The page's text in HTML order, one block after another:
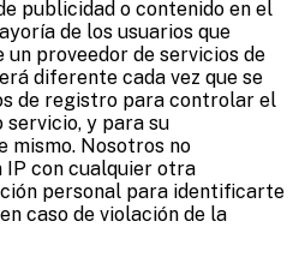
publicidad o contenido en el
de los usuarios que
proveedor de servicios de
diferente cada vez que se
de registro para controlar el
servicio, y para su
mismo. Nosotros no
IP con cualquier otra
personal para identificarte
caso de violación de la